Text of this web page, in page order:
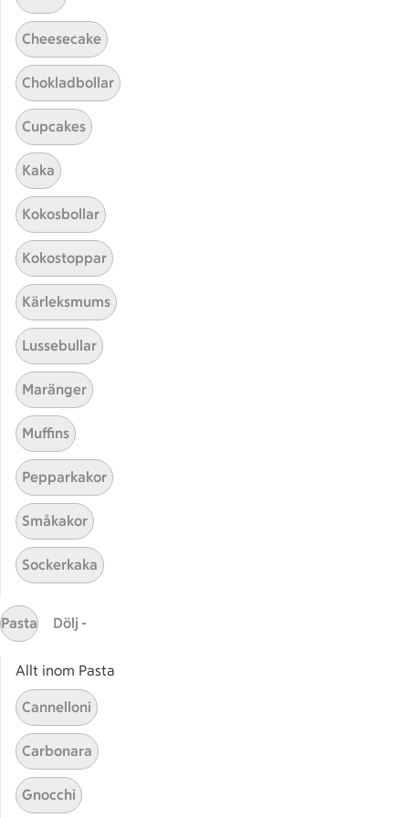
Hittade inget recept
Testa att söka på något nytt, eller ta bort något av
Tilltugg
Här hittar du alla goda recept du har sparat och
Start
Cheesecake
Chokladbollar
Cupcakes
Kaka
Kokosbollar
Kokostoppar
Kärleksmums
Lussebullar
Maränger
Muffins
Pepparkakor
Småkakor
Sockerkaka
Pasta Dölj -
Allt inom Pasta
Cannelloni
Carbonara
Gnocchi